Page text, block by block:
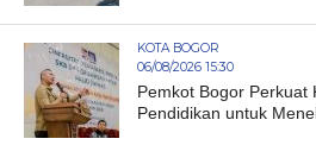
KOTA BOGOR
06/08/2026 15:30
Pemkot Bogor Perkuat
Pendidikan untuk